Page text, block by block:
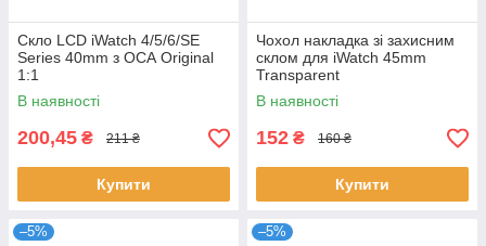
Скло LCD iWatch 4/5/6/SE
Series 40mm з ОСА Original
1:1
В наявності
200,45 ₴ 211 ₴
Купити
Чохол накладка зі захисним
склом для iWatch 45mm
Transparent
В наявності
152 ₴ 160 ₴
Купити
–5% –5%